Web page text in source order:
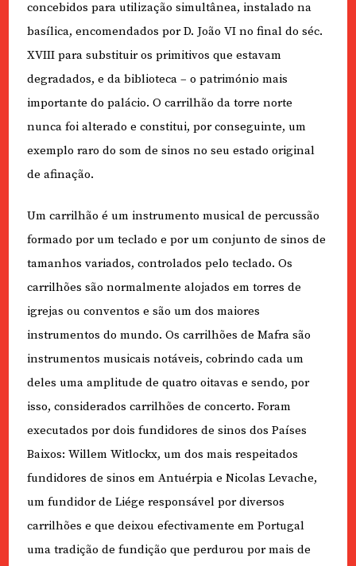
concebidos para utilização simultânea, instalado na
basílica, encomendados por D. João VI no final do séc.
XVIII para substituir os primitivos que estavam
degradados, e da biblioteca – o património mais
importante do palácio. O carrilhão da torre norte
nunca foi alterado e constitui, por conseguinte, um
exemplo raro do som de sinos no seu estado original
de afinação.
Um carrilhão é um instrumento musical de percussão
formado por um teclado e por um conjunto de sinos de
tamanhos variados, controlados pelo teclado. Os
carrilhões são normalmente alojados em torres de
igrejas ou conventos e são um dos maiores
instrumentos do mundo. Os carrilhões de Mafra são
instrumentos musicais notáveis, cobrindo cada um
deles uma amplitude de quatro oitavas e sendo, por
isso, considerados carrilhões de concerto. Foram
executados por dois fundidores de sinos dos Países
Baixos: Willem Witlockx, um dos mais respeitados
fundidores de sinos em Antuérpia e Nicolas Levache,
um fundidor de Liége responsável por diversos
carrilhões e que deixou efectivamente em Portugal
uma tradição de fundição que perdurou por mais de